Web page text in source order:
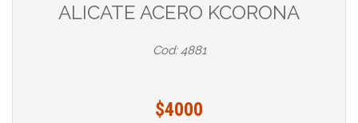
ALICATE ACERO KCORONA
Cod: 4881
$4000